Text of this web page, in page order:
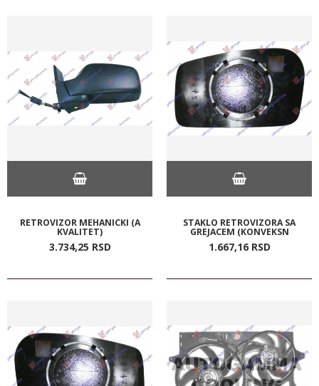
RETROVIZOR MEHANICKI (A
KVALITET)
3.734,25 RSD
STAKLO RETROVIZORA SA
GREJACEM (KONVEKSN
1.667,16 RSD